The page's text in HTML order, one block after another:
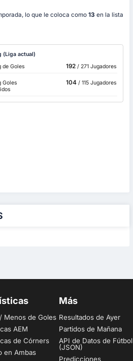
lo que le coloca como 13 en la lista
(Liga actual)
de Goles
192 / 271 Jugadores
Goles
104 / 115 Jugadores
Menos de Goles
AEM
de Córners
en Ambas
Más
Resultados de Ayer
Partidos de Mañana
API de Datos de Fútbol
(JSON)
Predicciones